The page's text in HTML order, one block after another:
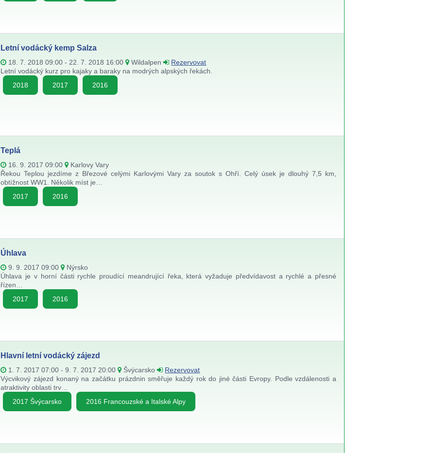
Letní vodácký kemp Salza
18. 7. 2018 09:00 - 22. 7. 2018 16:00 Wildalpen
Rezervovat
Letní vodácký kurz pro kajaky a baraky na modrých alpských řekách.
2018
2017 2016
Teplá
16. 9. 2017 09:00
Karlovy Vary
Řekou Teplou jezdíme z Březové celými Karlovými Vary za soutok s Ohří. Celý úsek je dlouhý 7,5 km,
obtížnost WW1. Několik míst je…
2017
2016
Úhlava
9. 9. 2017 09:00
Nýrsko
Úhlava je v horní části rychle proudící meandrující řeka, která vyžaduje předvídavost a rychlé a přesné
řízen…
2017
2016
Hlavní letní vodácký zájezd
1. 7. 2017 07:00 - 9. 7. 2017 20:00 Švýcarsko
Rezervovat
Výcvikový zájezd konaný na začátku prázdnin směřuje každý rok do jiné části Evropy. Podle vzdálenosti a
atraktivity oblasti trv…
2017 Švýcarsko
2016 Francouzské a Italské Alpy